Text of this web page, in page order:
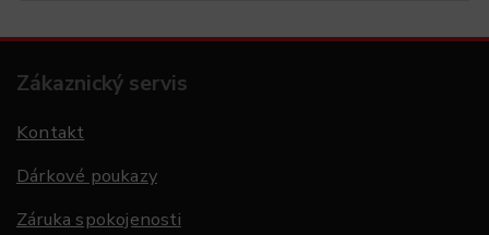
Zákaznický servis
Kontakt
Dárkové poukazy
Záruka spokojenosti